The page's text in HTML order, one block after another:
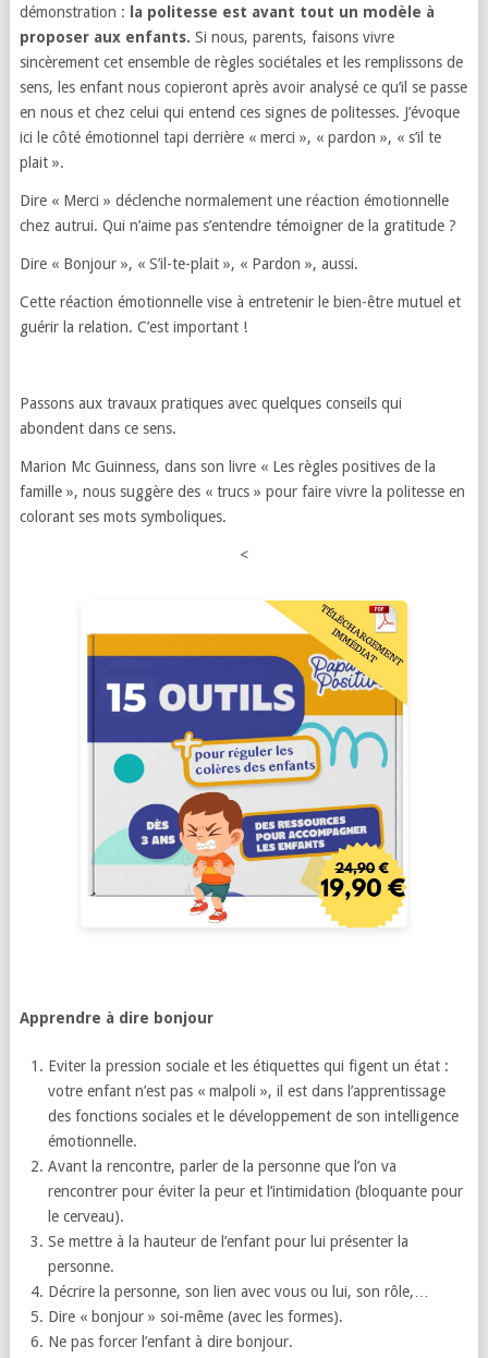
démonstration : la politesse est avant tout un modèle à
proposer aux enfants. Si nous, parents, faisons vivre
sincèrement cet ensemble de règles sociétales et les remplissons de
sens, les enfant nous copieront après avoir analysé ce qu’il se passe
en nous et chez celui qui entend ces signes de politesses. J’évoque
ici le côté émotionnel tapi derrière « merci », « pardon », « s’il te
plait ».
Dire « Merci » déclenche normalement une réaction émotionnelle
chez autrui. Qui n’aime pas s’entendre témoigner de la gratitude ?
Dire « Bonjour », « S’il-te-plait », « Pardon », aussi.
Cette réaction émotionnelle vise à entretenir le bien-être mutuel et
guérir la relation. C’est important !
Passons aux travaux pratiques avec quelques conseils qui
abondent dans ce sens.
Marion Mc Guinness, dans son livre « Les règles positives de la
famille », nous suggère des « trucs » pour faire vivre la politesse en
colorant ses mots symboliques.
<
Apprendre à dire bonjour
Eviter la pression sociale et les étiquettes qui figent un état :
votre enfant n’est pas « malpoli », il est dans l’apprentissage
des fonctions sociales et le développement de son intelligence
émotionnelle.
Avant la rencontre, parler de la personne que l’on va
rencontrer pour éviter la peur et l’intimidation (bloquante pour
le cerveau).
Se mettre à la hauteur de l’enfant pour lui présenter la
personne.
Décrire la personne, son lien avec vous ou lui, son rôle,…
Dire « bonjour » soi-même (avec les formes).
Ne pas forcer l’enfant à dire bonjour.